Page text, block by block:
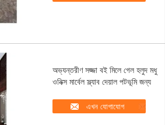
অভ্যন্তরীণ সজ্জা বই মিলে গেল হলুদ মধু
ওনিক্স মার্বেল স্ল্যাব দেয়াল পটভূমি জন্য
এখন যোগাযোগ